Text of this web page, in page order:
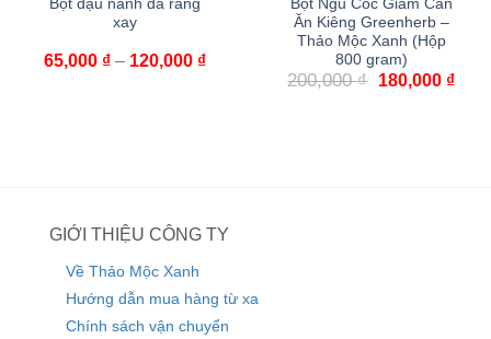
Bột đậu nành đã rang
xay
65,000 ₫– 120,000 ₫
Bột Ngũ Cốc Giảm Cân
Ăn Kiêng Greenherb –
Thảo Mộc Xanh (Hộp
800 gram)
200,000₫ 180,000 ₫
GIỚI THIỆU CÔNG TY
Về Thảo Mộc Xanh
Hướng dẫn mua hàng từ xa
Chính sách vận chuyển